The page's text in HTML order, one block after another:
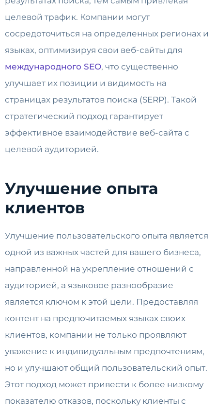
целевой трафик. Компании могут
сосредоточиться на определенных регионах и
языках, оптимизируя свои веб-сайты для
международного SEO, что существенно
улучшает их позиции и видимость на
страницах результатов поиска (SERP). Такой
стратегический подход гарантирует
эффективное взаимодействие веб-сайта с
целевой аудиторией.
Улучшение опыта
клиентов
Улучшение пользовательского опыта является
одной из важных частей для вашего бизнеса,
направленной на укрепление отношений с
аудиторией, а языковое разнообразие
является ключом к этой цели. Предоставляя
контент на предпочитаемых языках своих
клиентов, компании не только проявляют
уважение к индивидуальным предпочтениям,
но и улучшают общий пользовательский опыт.
Этот подход может привести к более низкому
показателю отказов, поскольку клиенты с